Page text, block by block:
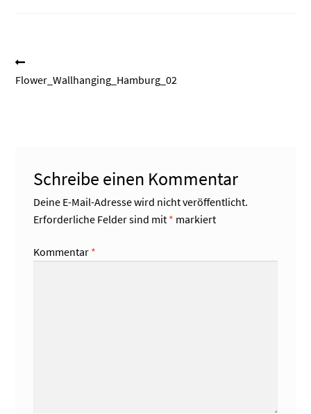
Beitragsnavigation
Beitrag:
Flower_Wallhanging_Hamburg_02
Schreibe einen Kommentar
Deine E-Mail-Adresse wird nicht veröffentlicht.
Erforderliche Felder sind mit * markiert
Kommentar *